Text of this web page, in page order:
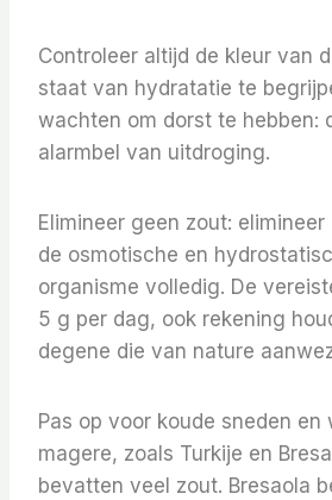
Controleer altijd de kleur van
staat van hydratatie te
wachten om dorst te hebben:
alarmbel van uitdroging.
Elimineer geen zout:
de osmotische en
organisme volledig. De
5 g per dag, ook rekening
degene die van nature
Pas op voor koude sneden en
magere, zoals Turkije en
bevatten veel zout. Bresaola